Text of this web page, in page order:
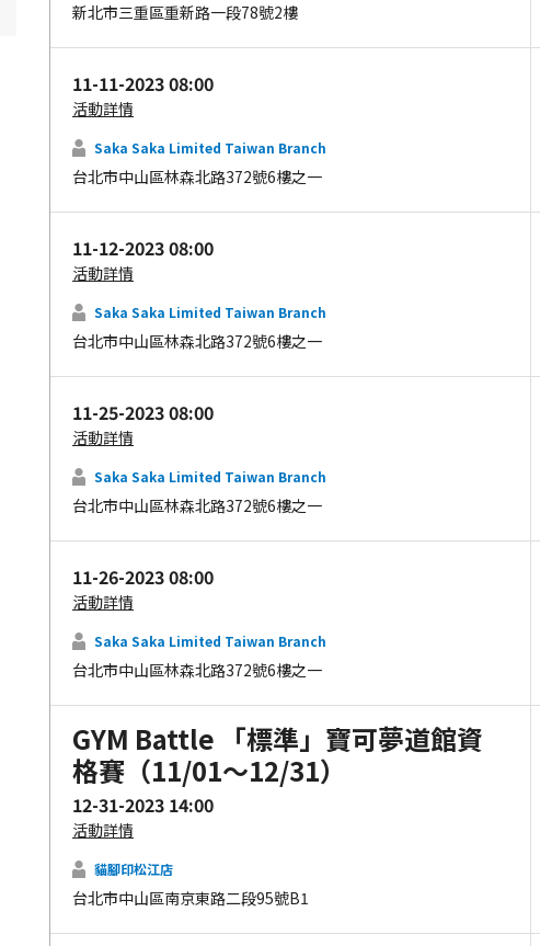
新北市三重區重新路一段78號2樓
11-11-2023 08:00
活動詳情
Saka Saka Limited Taiwan Branch
台北市中山區林森北路372號6樓之一
11-12-2023 08:00
活動詳情
Saka Saka Limited Taiwan Branch
台北市中山區林森北路372號6樓之一
11-25-2023 08:00
活動詳情
Saka Saka Limited Taiwan Branch
台北市中山區林森北路372號6樓之一
11-26-2023 08:00
活動詳情
Saka Saka Limited Taiwan Branch
台北市中山區林森北路372號6樓之一
GYM Battle 「標準」寶可夢道館資
格賽（11/01～12/31）
12-31-2023 14:00
活動詳情
貓腳印松江店
台北市中山區南京東路二段95號B1